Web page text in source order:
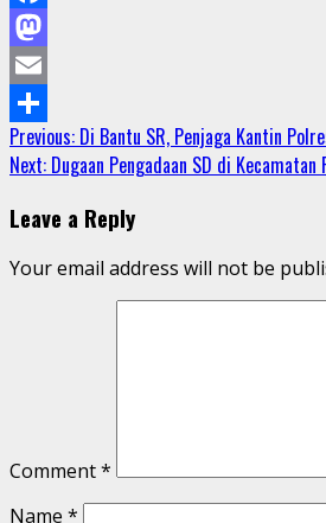
Facebook
Mastodon
Email
Share
Continue
Reading
Previous: Di Bantu SR, Penjaga Kantin
Next: Dugaan Pengadaan SD di
Leave a Reply
Your email address will not be
Comment*
Name *